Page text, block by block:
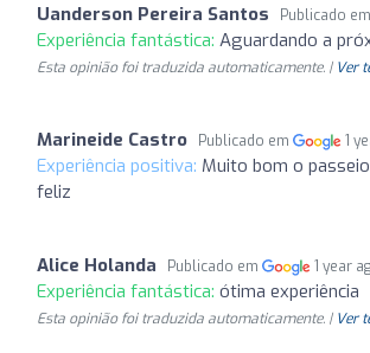
Uanderson Pereira Santos Publicado em
Experiência fantástica: Aguardando a
Esta opinião foi traduzida automaticamente. | Ver
Marineide Castro Publicado em 1
Experiência positiva: Muito bom o
feliz
Alice Holanda Publicado em 1 year
Experiência fantástica: ótima experiência
Esta opinião foi traduzida automaticamente. | Ver